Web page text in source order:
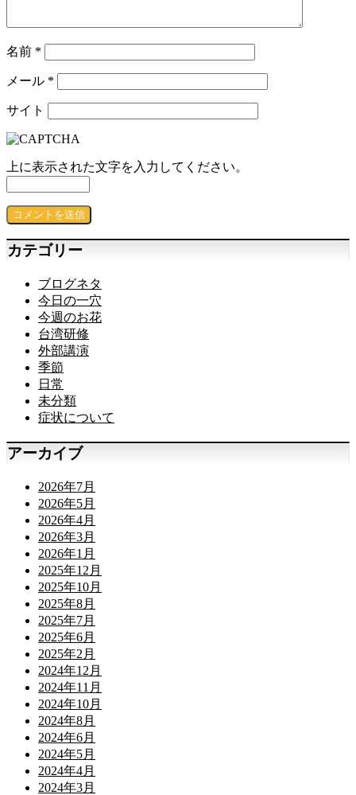
名前 *
メール *
サイト
上に表示された文字を入力してください。
カテゴリー
ブログネタ
今日の一穴
今週のお花
台湾研修
外部講演
季節
日常
未分類
症状について
アーカイブ
2026年7月
2026年5月
2026年4月
2026年3月
2026年1月
2025年12月
2025年10月
2025年8月
2025年7月
2025年6月
2025年2月
2024年12月
2024年11月
2024年10月
2024年8月
2024年6月
2024年5月
2024年4月
2024年3月